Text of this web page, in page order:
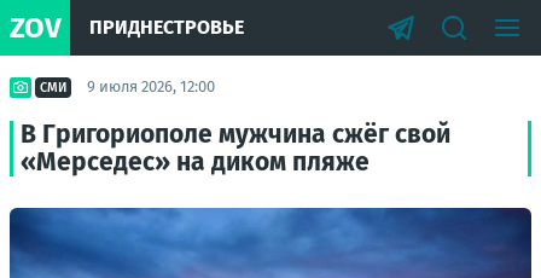
ZOV ПРИДНЕСТРОВЬЕ
СМИ 9 июля 2026, 12:00
В Григориополе мужчина сжёг свой
«Мерседес» на диком пляже